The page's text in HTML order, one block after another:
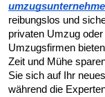
reibungslos und
privaten Umzug
Umzugsfirmen
Zeit und Mühe
Sie sich auf Ihr